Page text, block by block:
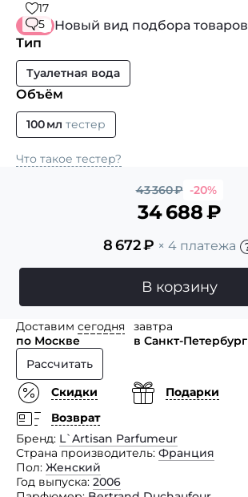
17
5
Новый вид подбора товаров
Тип
Туалетная вода
Объём
100 мл тестер
Что такое тестер?
43 360₽ -20%
34 688₽
8 672₽ × 4 платежа
В корзину
Доставим сегодня
по Москве
завтра
в Санкт-Петербург
Рассчитать
Скидки
Подарки
Возврат
Бренд L`Artisan Parfumeur
Страна производитель Франция
Пол Женский
Год выпуска 2006